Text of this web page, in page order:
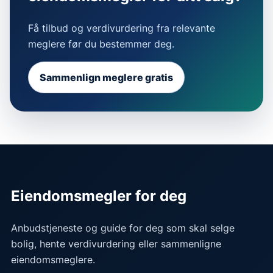
Få tilbud og verdivurdering fra relevante
meglere før du bestemmer deg.
Sammenlign meglere gratis
Eiendomsmegler for deg
Anbudstjeneste og guide for deg som skal selge
bolig, hente verdivurdering eller sammenligne
eiendomsmeglere.